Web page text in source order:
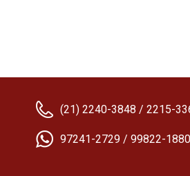
(21) 2240-3848 / 2215-
97241-2729 / 99822-1880